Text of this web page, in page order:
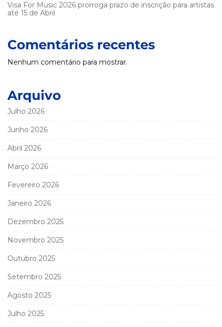
Visa For Music 2026 prorroga prazo de inscrição para artistas
até 15 de Abril
Comentários recentes
Nenhum comentário para mostrar.
Arquivo
Julho 2026
Junho 2026
Abril 2026
Março 2026
Fevereiro 2026
Janeiro 2026
Dezembro 2025
Novembro 2025
Outubro 2025
Setembro 2025
Agosto 2025
Julho 2025